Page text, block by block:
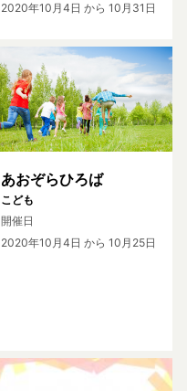
2020年10月4日 から 10月31日
あおぞらひろば
こども
開催日
2020年10月4日 から 10月25日